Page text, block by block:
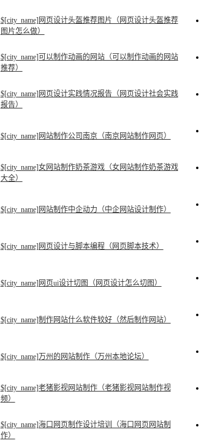
$[city_name]网页设计头盔推荐图片（网页设计头盔推荐
图片怎么做）
$[city_name]可以制作动画的网站（可以制作动画的网站
推荐）
$[city_name]网页设计实践情况报告（网页设计社会实践
报告）
$[city_name]网站制作公司南京（南京网站制作网页）
$[city_name]女网站制作奶茶游戏（女网站制作奶茶游戏
大全）
$[city_name]网站制作中企动力（中企网站设计制作）
$[city_name]网页设计与脚本编程（网页脚本技术）
$[city_name]网页ui设计切图（网页设计怎么切图）
$[city_name]制作网站什么软件较好（然后制作网站）
$[city_name]万州的网站制作（万州本地论坛）
$[city_name]老猪影视网站制作（老猪影视网站制作视
频）
$[city_name]海口网页制作设计培训（海口网页网站制
作）